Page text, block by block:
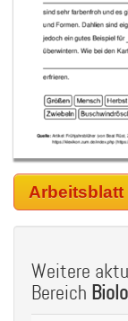
Arbeitsblatt
Weitere
Bereich